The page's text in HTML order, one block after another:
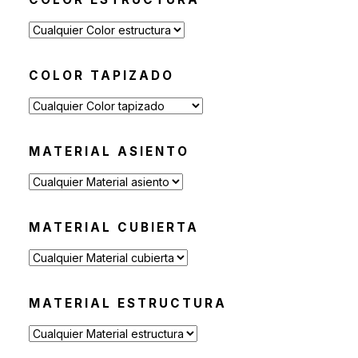
Mesas Altas
Sofás de Espera
Sillas de Espera
COLOR TAPIZADO
MATERIAL ASIENTO
MATERIAL CUBIERTA
MATERIAL ESTRUCTURA